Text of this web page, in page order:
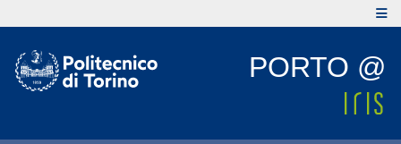
PORTO @